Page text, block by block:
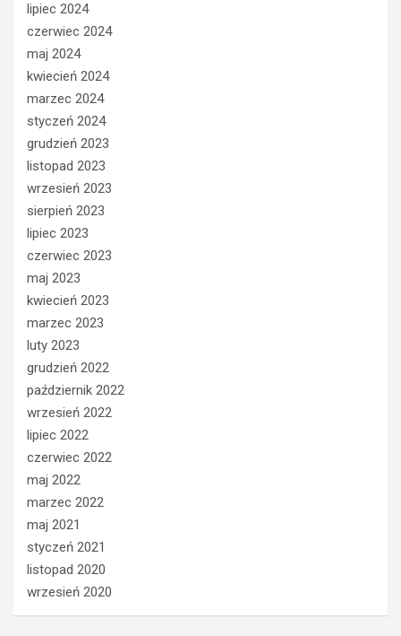
lipiec 2024
czerwiec 2024
maj 2024
kwiecień 2024
marzec 2024
styczeń 2024
grudzień 2023
listopad 2023
wrzesień 2023
sierpień 2023
lipiec 2023
czerwiec 2023
maj 2023
kwiecień 2023
marzec 2023
luty 2023
grudzień 2022
październik 2022
wrzesień 2022
lipiec 2022
czerwiec 2022
maj 2022
marzec 2022
maj 2021
styczeń 2021
listopad 2020
wrzesień 2020